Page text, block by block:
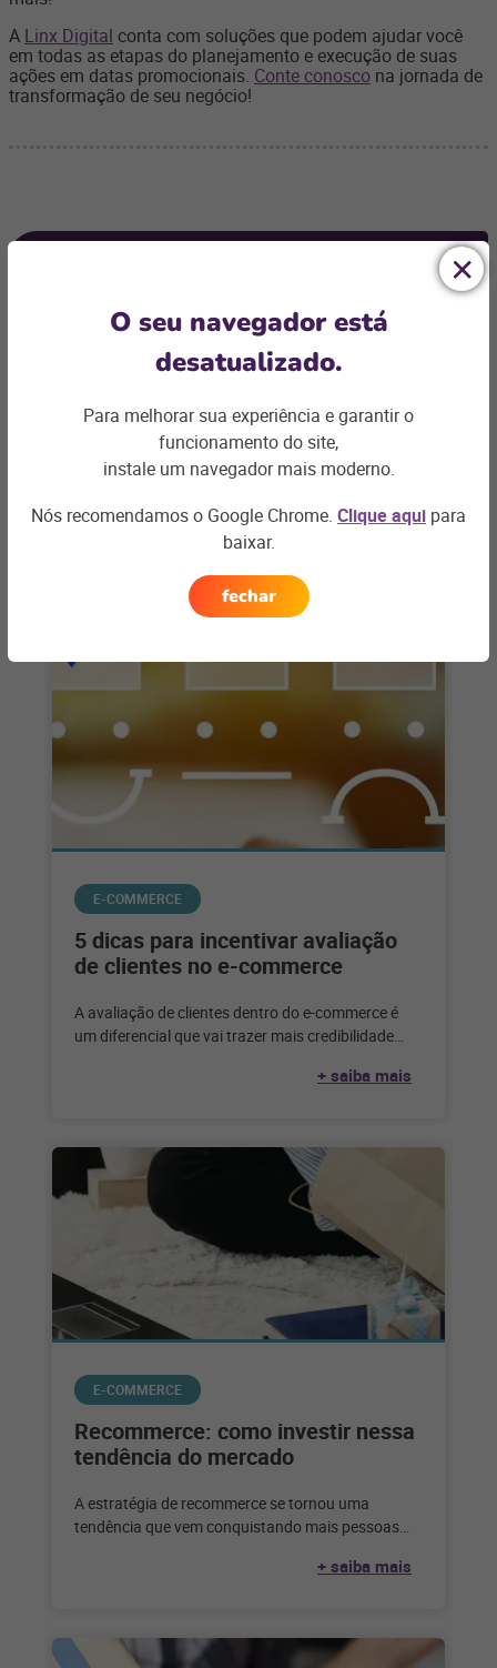
A Linx Digital conta com soluções que podem ajudar você
em todas as etapas do planejamento e execução de suas
ações em datas promocionais. Conte conosco na jornada de
transformação de seu negócio!
Podemos te ajudar com os desafios do seu negócio e
Entre em contato
Artigos relacionados
E-COMMERCE
5 dicas para incentivar avaliação
de clientes no e-commerce
A avaliação de clientes dentro do e-commerce é
um diferencial que vai trazer mais credibilidade
+ saiba mais
E-COMMERCE
Recommerce: como investir nessa
tendência do mercado
A estratégia de recommerce se tornou uma
tendência que vem conquistando mais pessoas
+ saiba mais
O seu navegador está
desatualizado.
Para melhorar sua experiência e garantir o
funcionamento do site,
instale um navegador mais moderno.
Nós recomendamos o Google Chrome. Clique aqui para
baixar.
fechar